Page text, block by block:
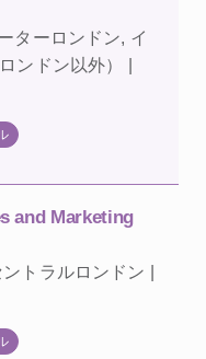
ターロンドン, イ
ンドン以外） |
and Marketing
トラルロンドン |